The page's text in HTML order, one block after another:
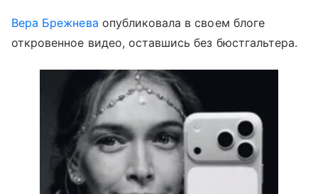
Вера Брежнева опубликовала в своем блоге
откровенное видео, оставшись без бюстгальтера.